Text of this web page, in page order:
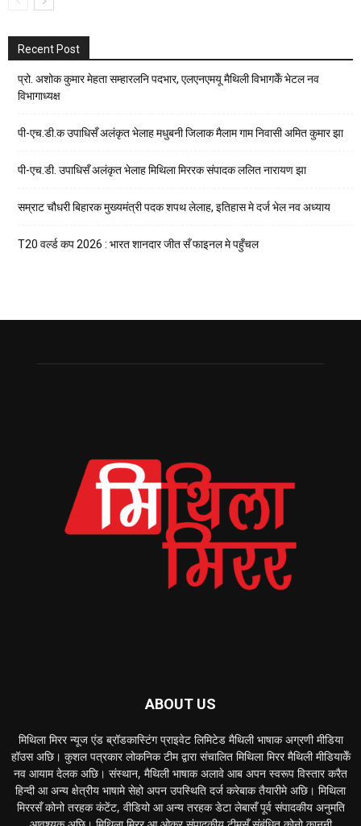
Recent Post
प्रो. अशोक कुमार मेहता सम्हारलनि पदभार, एलएनएमयू मैथिली विभागकेँ भेटल नव
विभागाध्यक्ष
पी-एच.डी.क उपाधिसँ अलंकृत भेलाह मधुबनी जिलाक मैलाम गाम निवासी अमित कुमार झा
पी-एच.डी. उपाधिसँ अलंकृत भेलाह मिथिला मिररक संपादक ललित नारायण झा
सम्राट चौधरी बिहारक मुख्यमंत्री पदक शपथ लेलाह, इतिहास मे दर्ज भेल नव अध्याय
T20 वर्ल्ड कप 2026 : भारत शानदार जीत सँ फाइनल मे पहुँचल
ABOUT US
मिथिला मिरर न्यूज एंड ब्रॉडकास्टिंग प्राइवेट लिमिटेड मैथिली भाषाक अग्रणी मीडिया
हॉउस अछि। कुशल पत्रकार लोकनिक टीम द्वारा संचालित मिथिला मिरर मैथिली मीडियाकेँ
नव आयाम देलक अछि। संस्थान, मैथिली भाषाक अलावे आब अपन स्वरूप विस्तार करैत
हिन्दी आ अन्य क्षेत्रीय भाषामे सेहो अपन उपस्थिति दर्ज करेबाक तैयारीमे अछि। मिथिला
मिररसँ कोनो तरहक कंटेंट, वीडियो आ अन्य तरहक डेटा लेबासँ पूर्व संपादकीय अनुमति